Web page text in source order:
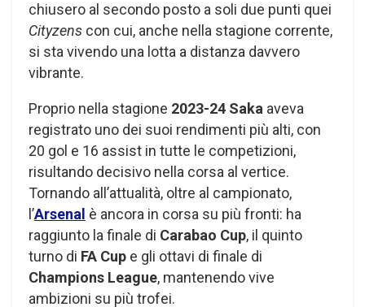
chiusero al secondo posto a soli due punti quei
Cityzens con cui, anche nella stagione corrente,
si sta vivendo una lotta a distanza davvero
vibrante.
Proprio nella stagione 2023-24 Saka aveva
registrato uno dei suoi rendimenti più alti, con
20 gol e 16 assist in tutte le competizioni,
risultando decisivo nella corsa al vertice.
Tornando all’attualità, oltre al campionato,
l’Arsenal è ancora in corsa su più fronti: ha
raggiunto la finale di Carabao Cup, il quinto
turno di FA Cup e gli ottavi di finale di
Champions League, mantenendo vive
ambizioni su più trofei.